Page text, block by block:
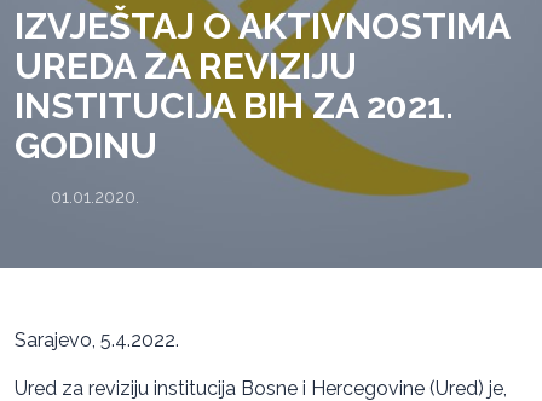
IZVJEŠTAJ O AKTIVNOSTIMA
UREDA ZA REVIZIJU
INSTITUCIJA BIH ZA 2021.
GODINU
01.01.2020.
Sarajevo, 5.4.2022.
Ured za reviziju institucija Bosne i Hercegovine (Ured) je,